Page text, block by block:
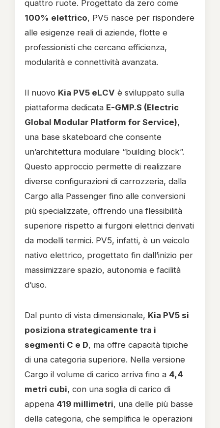
quattro ruote. Progettato da zero come
100% elettrico, PV5 nasce per rispondere
alle esigenze reali di aziende, flotte e
professionisti che cercano efficienza,
modularità e connettività avanzata.
Il nuovo Kia PV5 eLCV è sviluppato sulla
piattaforma dedicata E-GMP.S (Electric
Global Modular Platform for Service),
una base skateboard che consente
un’architettura modulare “building block”.
Questo approccio permette di realizzare
diverse configurazioni di carrozzeria, dalla
Cargo alla Passenger fino alle conversioni
più specializzate, offrendo una flessibilità
superiore rispetto ai furgoni elettrici derivati
da modelli termici. PV5, infatti, è un veicolo
nativo elettrico, progettato fin dall’inizio per
massimizzare spazio, autonomia e facilità
d’uso.
Dal punto di vista dimensionale, Kia PV5 si
posiziona strategicamente tra i
segmenti C e D, ma offre capacità tipiche
di una categoria superiore. Nella versione
Cargo il volume di carico arriva fino a 4,4
metri cubi, con una soglia di carico di
appena 419 millimetri, una delle più basse
della categoria, che semplifica le operazioni